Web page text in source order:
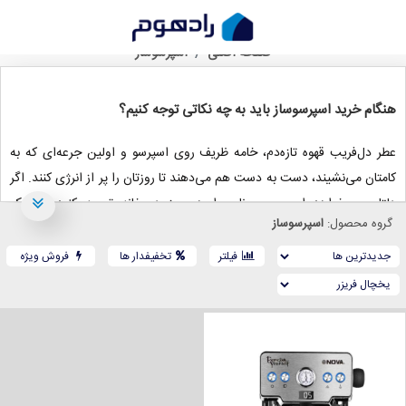
صفحه اصلی اسپرسوساز
هنگام خرید اسپرسوساز باید به چه نکاتی توجه کنیم؟
عطر دل‌فریب قهوه‌ تازه‌دم، خامه‌ ظریف روی اسپرسو و اولین جرعه‌ای که به
کامتان می‌نشیند، دست به دست هم می‌دهند تا روزتان را پر از انرژی کنند. اگر
دلتان می‌خواهد این حس ناب را هر روز در خانه تجربه کنید، به یک
اسپرسوساز خوب نیاز دارید. با وجود انواع دستگاه‌های اسپرسوساز و تنوع مدل‌
و برندها در بازار، انتخاب اسپرسو ساز مناسب ممکن است کمی شما را سر در گم
کند. از این جهت راهنمای خرید دستگاه اسپرسو ساز را برای شما تدارک
گروه محصول: اسپرسوساز
فیلتر تخفیفدار ها فروش ویژه